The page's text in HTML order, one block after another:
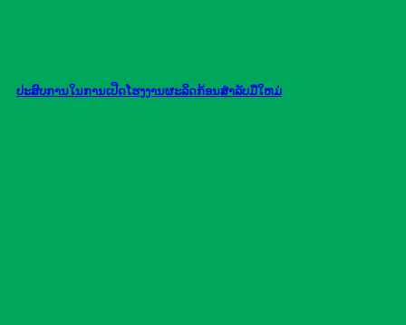
ປະສົບການໃນການເປີດໂຮງງານຜະລິດກ້ອນສໍາລັບມືໃຫມ່